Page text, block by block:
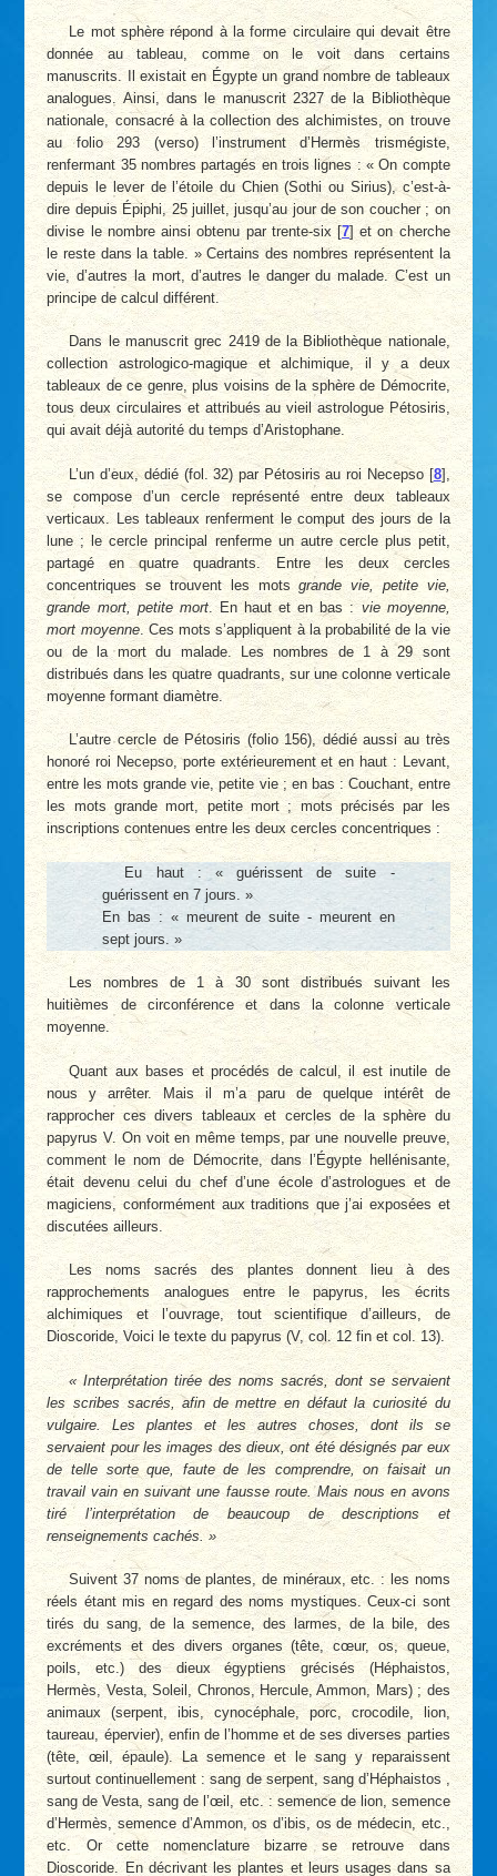
Le mot sphère répond à la forme circulaire qui devait être
donnée au tableau, comme on le voit dans certains
manuscrits. Il existait en Égypte un grand nombre de tableaux
analogues. Ainsi, dans le manuscrit 2327 de la Bibliothèque
nationale, consacré à la collection des alchimistes, on trouve
au folio 293 (verso) l’instrument d’Hermès trismégiste,
renfermant 35 nombres partagés en trois lignes : « On compte
depuis le lever de l’étoile du Chien (Sothi ou Sirius), c’est-à-
dire depuis Épiphi, 25 juillet, jusqu’au jour de son coucher ; on
divise le nombre ainsi obtenu par trente-six [7] et on cherche
le reste dans la table. » Certains des nombres représentent la
vie, d’autres la mort, d’autres le danger du malade. C’est un
principe de calcul différent.
Dans le manuscrit grec 2419 de la Bibliothèque nationale,
collection astrologico-magique et alchimique, il y a deux
tableaux de ce genre, plus voisins de la sphère de Démocrite,
tous deux circulaires et attribués au vieil astrologue Pétosiris,
qui avait déjà autorité du temps d’Aristophane.
L’un d’eux, dédié (fol. 32) par Pétosiris au roi Necepso[8]
se compose d’un cercle représenté entre deux tableaux
verticaux. Les tableaux renferment le comput des jours de la
lune ; le cercle principal renferme un autre cercle plus petit,
partagé en quatre quadrants. Entre les deux cercles
concentriques se trouvent les motsgrande vie, petite vie,
grande mort, petite mort. En haut et en bas :vie moyenne,
mort moyenne. Ces mots s’appliquent à la probabilité de la vie
ou de la mort du malade. Les nombres de 1 à 29 sont
distribués dans les quatre quadrants, sur une colonne verticale
moyenne formant diamètre.
L’autre cercle de Pétosiris (folio 156), dédié aussi au très
honoré roi Necepso, porte extérieurement et en haut : Levant,
entre les mots grande vie, petite vie ; en bas : Couchant, entre
les mots grande mort, petite mort ; mots précisés par les
inscriptions contenues entre les deux cercles concentriques :
Eu haut : « guérissent de suite -
guérissent en 7 jours. »
En bas : « meurent de suite - meurent en
sept jours. »
Les nombres de 1 à 30 sont distribués suivant les
huitièmes de circonférence et dans la colonne verticale
moyenne.
Quant aux bases et procédés de calcul, il est inutile de
nous y arrêter. Mais il m’a paru de quelque intérêt de
rapprocher ces divers tableaux et cercles de la sphère du
papyrus V. On voit en même temps, par une nouvelle preuve,
comment le nom de Démocrite, dans l’Égypte hellénisante,
était devenu celui du chef d’une école d’astrologues et de
magiciens, conformément aux traditions que j’ai exposées et
discutées ailleurs.
Les noms sacrés des plantes donnent lieu à des
rapprochements analogues entre le papyrus, les écrits
alchimiques et l’ouvrage, tout scientifique d’ailleurs, de
Dioscoride, Voici le texte du papyrus (V, col. 12 fin et col. 13).
Interprétation tirée des noms sacrés, dont se servaient
les scribes sacrés, afin de mettre en défaut la curiosité du
vulgaire. Les plantes et les autres choses, dont ils se
servaient pour les images des dieux, ont été désignés par eux
de telle sorte que, faute de les comprendre, on faisait un
travail vain en suivant une fausse route. Mais nous en avons
tiré l’interprétation de beaucoup de descriptions et
renseignements cachés.
Suivent 37 noms de plantes, de minéraux, etc. : les noms
réels étant mis en regard des noms mystiques. Ceux-ci sont
tirés du sang, de la semence, des larmes, de la bile, des
excréments et des divers organes (tête, cœur, os, queue,
poils, etc.) des dieux égyptiens grécisés (Héphaistos,
Hermès, Vesta, Soleil, Chronos, Hercule, Ammon, Mars) ; des
animaux (serpent, ibis, cynocéphale, porc, crocodile, lion,
taureau, épervier), enfin de l’homme et de ses diverses parties
(tête, œil, épaule). La semence et le sang y reparaissent
surtout continuellement : sang de serpent, sang d’Héphaistos ,
sang de Vesta, sang de l’œil, etc. : semence de lion, semence
d’Hermès, semence d’Ammon, os d’ibis, os de médecin, etc.,
etc. Or cette nomenclature bizarre se retrouve dans
Dioscoride. En décrivant les plantes et leurs usages dans sa